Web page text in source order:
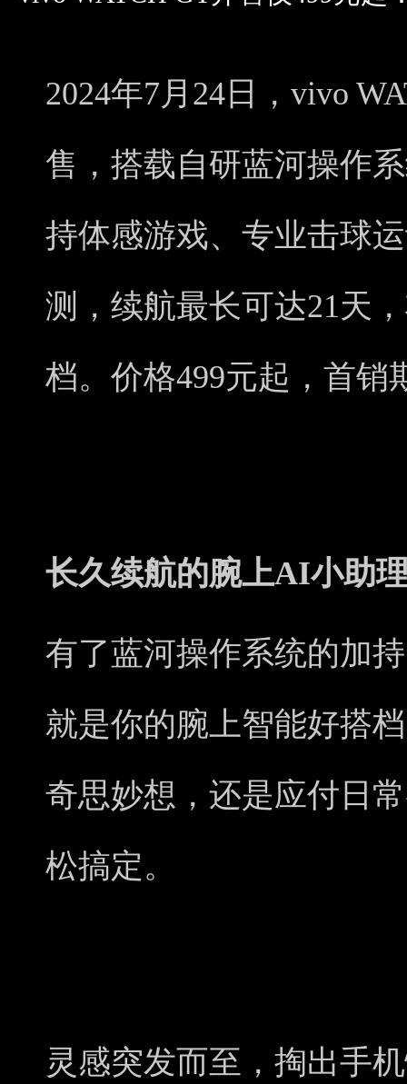
2024年7月24日，vivo
售，搭载自研蓝河操作
持体感游戏、专业击球
测，续航最长可达21天
档。价格499元起，首销
长久续航的腕上AI小助
有了蓝河操作系统的加
就是你的腕上智能好搭
奇思妙想，还是应付日
松搞定。
灵感突发而至，掏出手